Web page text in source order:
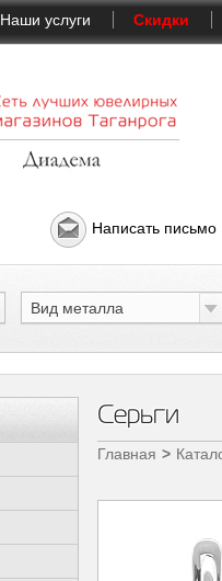
Наши услуги Скидки
Написать письмо
Вид металла
Серьги
Главная